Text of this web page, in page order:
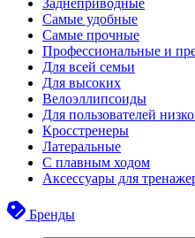
Заднеприводные
Самые удобные
Самые прочные
Профессиональные и
Для всей семьи
Для высоких
Велоэллипсоиды
Для пользователей
Кросстренеры
Латеральные
С плавным ходом
Аксессуары для
Бренды